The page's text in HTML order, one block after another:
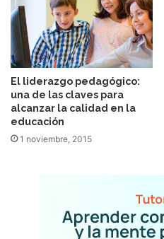
El liderazgo pedagógico:
una de las claves para
alcanzar la calidad en la
educación
1 noviembre, 2015